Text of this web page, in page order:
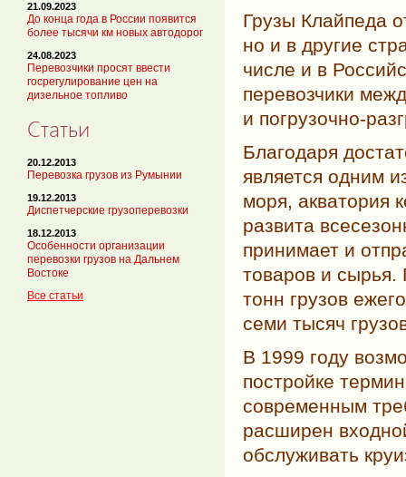
21.09.2023
До конца года в России появится
более тысячи км новых автодорог
24.08.2023
Перевозчики просят ввести
госрегулирование цен на
дизельное топливо
Статьи
20.12.2013
Перевозка грузов из Румынии
19.12.2013
Диспетчерские грузоперевозки
18.12.2013
Особенности организации
перевозки грузов на Дальнем
Востоке
Все статьи
Грузы Клайпеда
но и в другие
числе и в
перевозчики
и погрузочно-
Благодаря
является одним
моря, акватория
развита
принимает и
товаров и сырья.
тонн грузов
семи тысяч
В 1999 году
постройке
современным
расширен
обслуживать